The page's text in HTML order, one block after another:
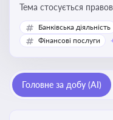
Тема стосується
переоформлення,
необхідних для
Банківська діяльність
Фінансові послуги
Головне за добу (AI)